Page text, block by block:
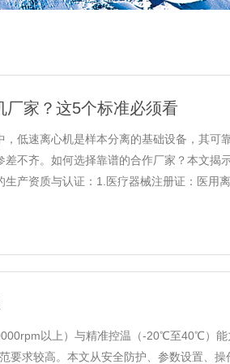
厂家？这5个标准必须看
低速离心机是样本分离的基础设备，其
不齐。如何选择靠谱的合作厂家？本文
产资质与认证：1.医疗器械注册证：医用
以上）与精准控温（-20℃至40℃）
求较高。本文从安全防护、参数设置、